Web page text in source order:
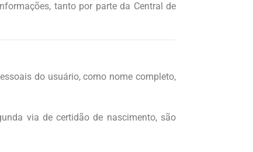
tanto por parte da Central de
do usuário, como nome completo,
via de certidão de nascimento, são